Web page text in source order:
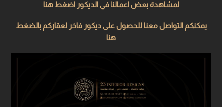
لمشاهدة بعض اعمالنا في الديكور اضغط هنا
يمكنكم التواصل معنا للحصول على ديكور فاخر لعقاركم بالضغط
هنا